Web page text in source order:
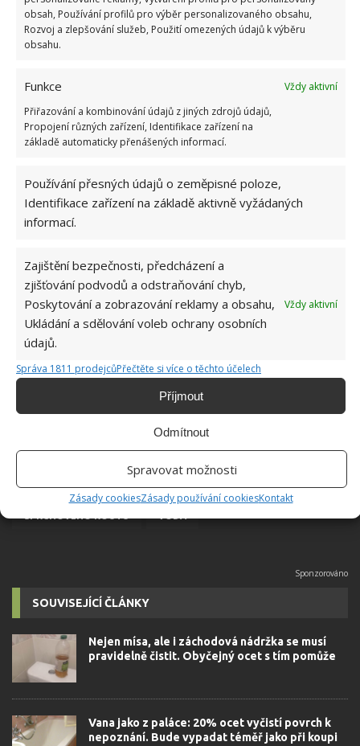
obsah, Používání profilů pro výběr personalizovaného obsahu,
Rozvoj a zlepšování služeb, Použití omezených údajů k výběru
obsahu.
Funkce
Vždy aktivní
Přiřazování a kombinování údajů z jiných zdrojů údajů,
Propojení různých zařízení, Identifikace zařízení na
základě automaticky přenášených informací.
Používání přesných údajů o zeměpisné poloze,
Identifikace zařízení na základě aktivně vyžádaných
informací.
Zajištění bezpečnosti, předcházení a
zjišťování podvodů a odstraňování chyb,
Poskytování a zobrazování reklamy a obsahu,
Ukládání a sdělování voleb ochrany osobních
údajů.
Vždy aktivní
Správa 1811 prodejcůPřečtěte si více o těchto účelech
Příjmout
Odmítnout
Spravovat možnosti
Zásady cookiesZásady používání cookiesKontakt
si jej zopakujte ještě jednou v týdnu. Jakmile budete
mít sklo umyté, vytřené do sucha, aplikujte trochu
Obrázky: showerenclosuresuk, stuff
CITRON KAPKY OCET PREVENCE
SPRCHOVÉHO KOUTU VODA
SOUVISEJÍCÍ ČLÁNKY
Nejen mísa, ale i záchodová nádržka se musí
pravidelně čistit. Obyčejný ocet s tím pomůže
Vana jako z paláce: 20% ocet vyčistí povrch k
nepoznání. Bude vypadat téměř jako při koupi